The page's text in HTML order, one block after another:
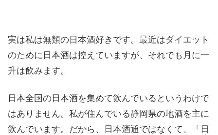
実は私は無類の日本酒好きです。最近はダイエット
のために日本酒は控えていますが、それでも月に一
升は飲みます。
日本全国の日本酒を集めて飲んでいるというわけで
はありません。私が住んでいる静岡県の地酒を主に
飲んでいます。だから、日本酒通ではなくて、「日